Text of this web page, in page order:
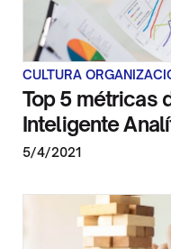
CULTURA
Top 5 métricas
Inteligente
5/4/2021